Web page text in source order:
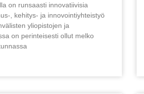
on runsaasti innovatiivisia
, kehitys- ja innovointiyhteistyö
yliopistojen ja
on perinteisesti ollut melko